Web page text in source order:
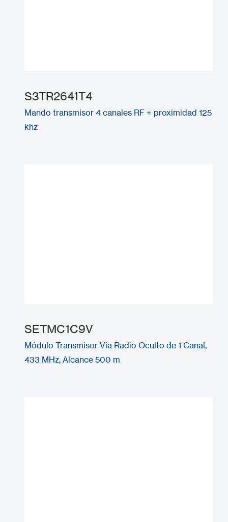
S3TR2641T4
Mando transmisor 4 canales RF + proximidad 125
khz
SETMC1C9V
Módulo Transmisor Vía Radio Oculto de 1 Canal,
433 MHz, Alcance 500 m